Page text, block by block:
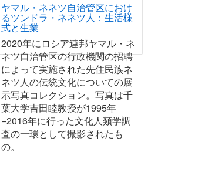
ヤマル・ネネツ自治管区におけ
るツンドラ・ネネツ人：生活様
式と生業
2020年にロシア連邦ヤマル・ネ
ネツ自治管区の行政機関の招聘
によって実施された先住民族ネ
ネツ人の伝統文化についての展
示写真コレクション。写真は千
葉大学吉田睦教授が1995年
−2016年に行った文化人類学調
査の一環として撮影されたも
の。